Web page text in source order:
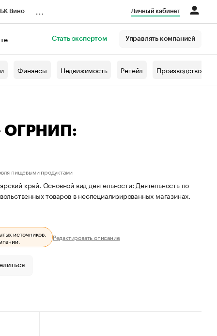
Вино Личный кабинет
Стать экспертом Управлять компанией
Финансы Недвижимость Ретейл Производство
ОГРНИП:
пищевыми продуктами
край. Основной вид деятельности: Деятельность по
товаров в неспециализированных магазинах.
источников.
Редактировать описание